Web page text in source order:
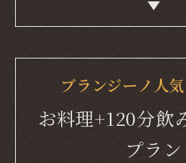
ブランジーノ人
お料理+120分飲
プラン